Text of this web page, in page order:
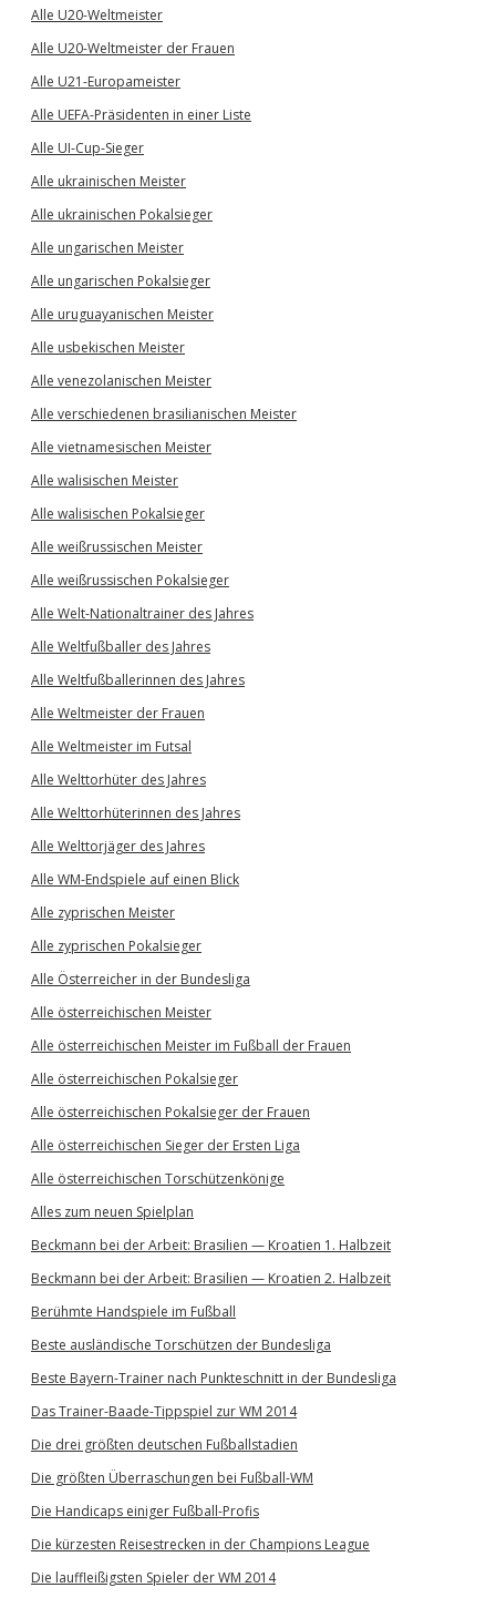
Alle U20-Weltmeister
Alle U20-Weltmeister der Frauen
Alle U21-Europameister
Alle UEFA-Präsidenten in einer Liste
Alle UI-Cup-Sieger
Alle ukrainischen Meister
Alle ukrainischen Pokalsieger
Alle ungarischen Meister
Alle ungarischen Pokalsieger
Alle uruguayanischen Meister
Alle usbekischen Meister
Alle venezolanischen Meister
Alle verschiedenen brasilianischen Meister
Alle vietnamesischen Meister
Alle walisischen Meister
Alle walisischen Pokalsieger
Alle weißrussischen Meister
Alle weißrussischen Pokalsieger
Alle Welt-Nationaltrainer des Jahres
Alle Weltfußballer des Jahres
Alle Weltfußballerinnen des Jahres
Alle Weltmeister der Frauen
Alle Weltmeister im Futsal
Alle Welttorhüter des Jahres
Alle Welttorhüterinnen des Jahres
Alle Welttorjäger des Jahres
Alle WM-Endspiele auf einen Blick
Alle zyprischen Meister
Alle zyprischen Pokalsieger
Alle Österreicher in der Bundesliga
Alle österreichischen Meister
Alle österreichischen Meister im Fußball der Frauen
Alle österreichischen Pokalsieger
Alle österreichischen Pokalsieger der Frauen
Alle österreichischen Sieger der Ersten Liga
Alle österreichischen Torschützenkönige
Alles zum neuen Spielplan
Beckmann bei der Arbeit: Brasilien — Kroatien 1. Halbzeit
Beckmann bei der Arbeit: Brasilien — Kroatien 2. Halbzeit
Berühmte Handspiele im Fußball
Beste ausländische Torschützen der Bundesliga
Beste Bayern-Trainer nach Punkteschnitt in der Bundesliga
Das Trainer-Baade-Tippspiel zur WM 2014
Die drei größten deutschen Fußballstadien
Die größten Überraschungen bei Fußball-WM
Die Handicaps einiger Fußball-Profis
Die kürzesten Reisestrecken in der Champions League
Die lauffleißigsten Spieler der WM 2014